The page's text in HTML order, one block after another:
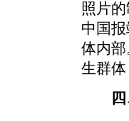
照片
中国
体内
生群
四、